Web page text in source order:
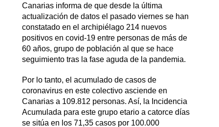
Canarias informa de que desde la última
actualización de datos el pasado viernes se han
constatado en el archipiélago 214 nuevos
positivos en covid-19 entre personas de más de
60 años, grupo de población al que se hace
seguimiento tras la fase aguda de la pandemia.
Por lo tanto, el acumulado de casos de
coronavirus en este colectivo asciende en
Canarias a 109.812 personas. Así, la Incidencia
Acumulada para este grupo etario a catorce días
se sitúa en los 71,35 casos por 100.000